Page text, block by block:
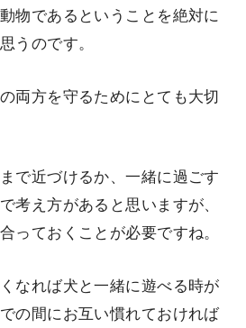
物であるということを絶対に
うのです。
両方を守るためにとても大切
で近づけるか、一緒に過ごす
考え方があると思いますが、
っておくことが必要ですね。
なれば犬と一緒に遊べる時が
の間にお互い慣れておければ